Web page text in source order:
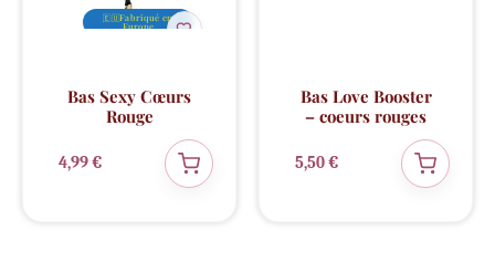
🇪🇺Fabriqué en
Europe
💖 Coup de cœur
Bas Sexy Cœurs
Rouge
4,99€
Bas Love Booster
– coeurs rouges
5,50€